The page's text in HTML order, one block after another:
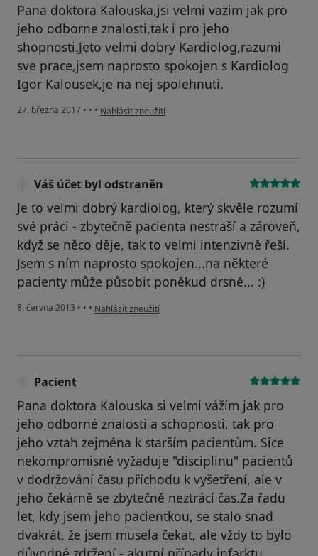
Pana doktora Kalouska,jsi velmi vazim jak pro
jeho odborne znalosti,tak i pro jeho
shopnosti.Jeto velmi dobry Kardiolog,razumi
sve prace,jsem naprosto spokojen s Kardiolog
Igor Kalousek,je na nej spolehnuti.
27. března 2017 • • • podle názoru uživatele Váš účet byl odstraněn
Nahlásit zneužití
Váš účet byl odstraněn
Je to velmi dobrý kardiolog, který skvěle rozumí
své práci - zbytečně pacienta nestraší a zároveň,
když se něco děje, tak to velmi intenzivně řeší.
Jsem s ním naprosto spokojen...na některé
pacienty může působit poněkud drsně... :)
8. června 2013 • • • podle názoru uživatele Váš účet byl odstraněn
Nahlásit zneužití
Pacient
Pana doktora Kalouska si velmi vážím jak pro
jeho odborné znalosti a schopnosti, tak pro
jeho vztah zejména k starším pacientům. Sice
nekompromisně vyžaduje "disciplinu" pacientů
v dodržování času příchodu k vyšetření, ale v
jeho čekárně se zbytečně neztrácí čas.Za řadu
let, kdy jsem jeho pacientkou, se stalo snad
dvakrát, že jsem musela čekat, ale vždy to bylo